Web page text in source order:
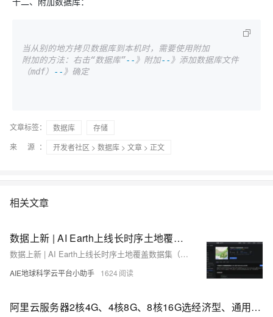
当从别的地方拷贝数据库到本机时，需要使用附加
附加的方法：右击“数据库”-- 》附加-- 》添加数据库文件
（mdf）
-- 》确定
文章标签： 数据库
存储
来 源：
开发者社区 > 数据库 > 文章 > 正文
相关文章
数据上新 | AI Earth上线长时序土地覆盖数据集（来自武汉大学黄昕教授团队）
数据上新 | AI Earth上线长时序土地覆盖数据集（来自武汉大学黄昕教授团队）
AIE地球科学云平台小助手 1624
阿里云服务器2核4G、4核8G、8核16G选经济型、通用算力型和计算型哪个实例更好？